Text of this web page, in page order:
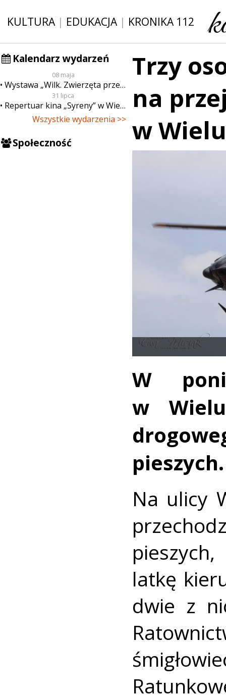
KULTURA| EDUKACJA| KRONIKA 112
Kalendarz wydarzeń
08 maja
Wystawa „Wilk. Zwierzęta przeklęte”
31 lipca
Repertuar kina „Syreny” w Wieluniu w dn. od 31 lipca do 6 sierpnia
Wszystkie wydarzenia >>
Społeczność
Trzy
na
w
W
w
pieszych.
Na ulicy
latkę
dwie z